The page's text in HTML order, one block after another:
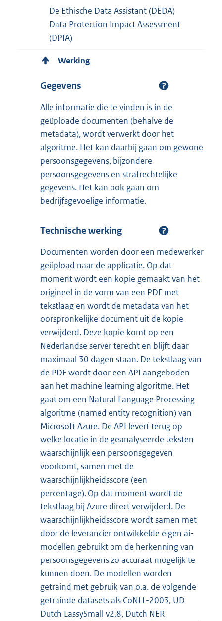
De Ethische Data Assistant (DEDA)
Data Protection Impact Assessment
(DPIA)
Werking
Gegevens
Alle informatie die te vinden is in de
geüploade documenten (behalve de
metadata), wordt verwerkt door het
algoritme. Het kan daarbij gaan om gewone
persoonsgegevens, bijzondere
persoonsgegevens en strafrechtelijke
gegevens. Het kan ook gaan om
bedrijfsgevoelige informatie.
Technische werking
Documenten worden door een medewerker
geüpload naar de applicatie. Op dat
moment wordt een kopie gemaakt van het
origineel in de vorm van een PDF met
tekstlaag en wordt de metadata van het
oorspronkelijke document uit de kopie
verwijderd. Deze kopie komt op een
Nederlandse server terecht en blijft daar
maximaal 30 dagen staan. De tekstlaag van
de PDF wordt door een API aangeboden
aan het machine learning algoritme. Het
gaat om een Natural Language Processing
algoritme (named entity recognition) van
Microsoft Azure. De API levert terug op
welke locatie in de geanalyseerde teksten
waarschijnlijk een persoonsgegeven
voorkomt, samen met de
waarschijnlijkheidsscore (een
percentage). Op dat moment wordt de
tekstlaag bij Azure direct verwijderd. De
waarschijnlijkheidsscore wordt samen met
door de leverancier ontwikkelde eigen ai-
modellen gebruikt om de herkenning van
persoonsgegevens zo accuraat mogelijk te
kunnen doen. De modellen worden
getraind met gebruik van o.a. de volgende
getrainde datasets als CoNLL-2003, UD
Dutch LassySmall v2.8, Dutch NER